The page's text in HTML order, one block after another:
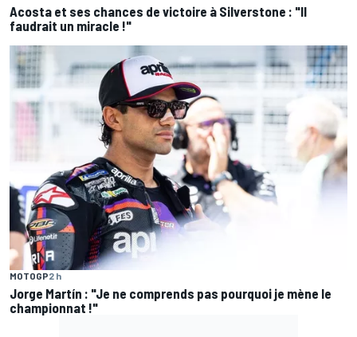
Acosta et ses chances de victoire à Silverstone : "Il
faudrait un miracle !"
MOTOGP2 h
Jorge Martín : "Je ne comprends pas pourquoi je mène le
championnat !"